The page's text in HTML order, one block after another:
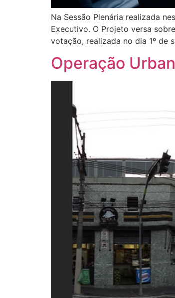
Na Sessão Plenária realizada
Executivo. O Projeto versa
votação, realizada no dia 1º de
Operação